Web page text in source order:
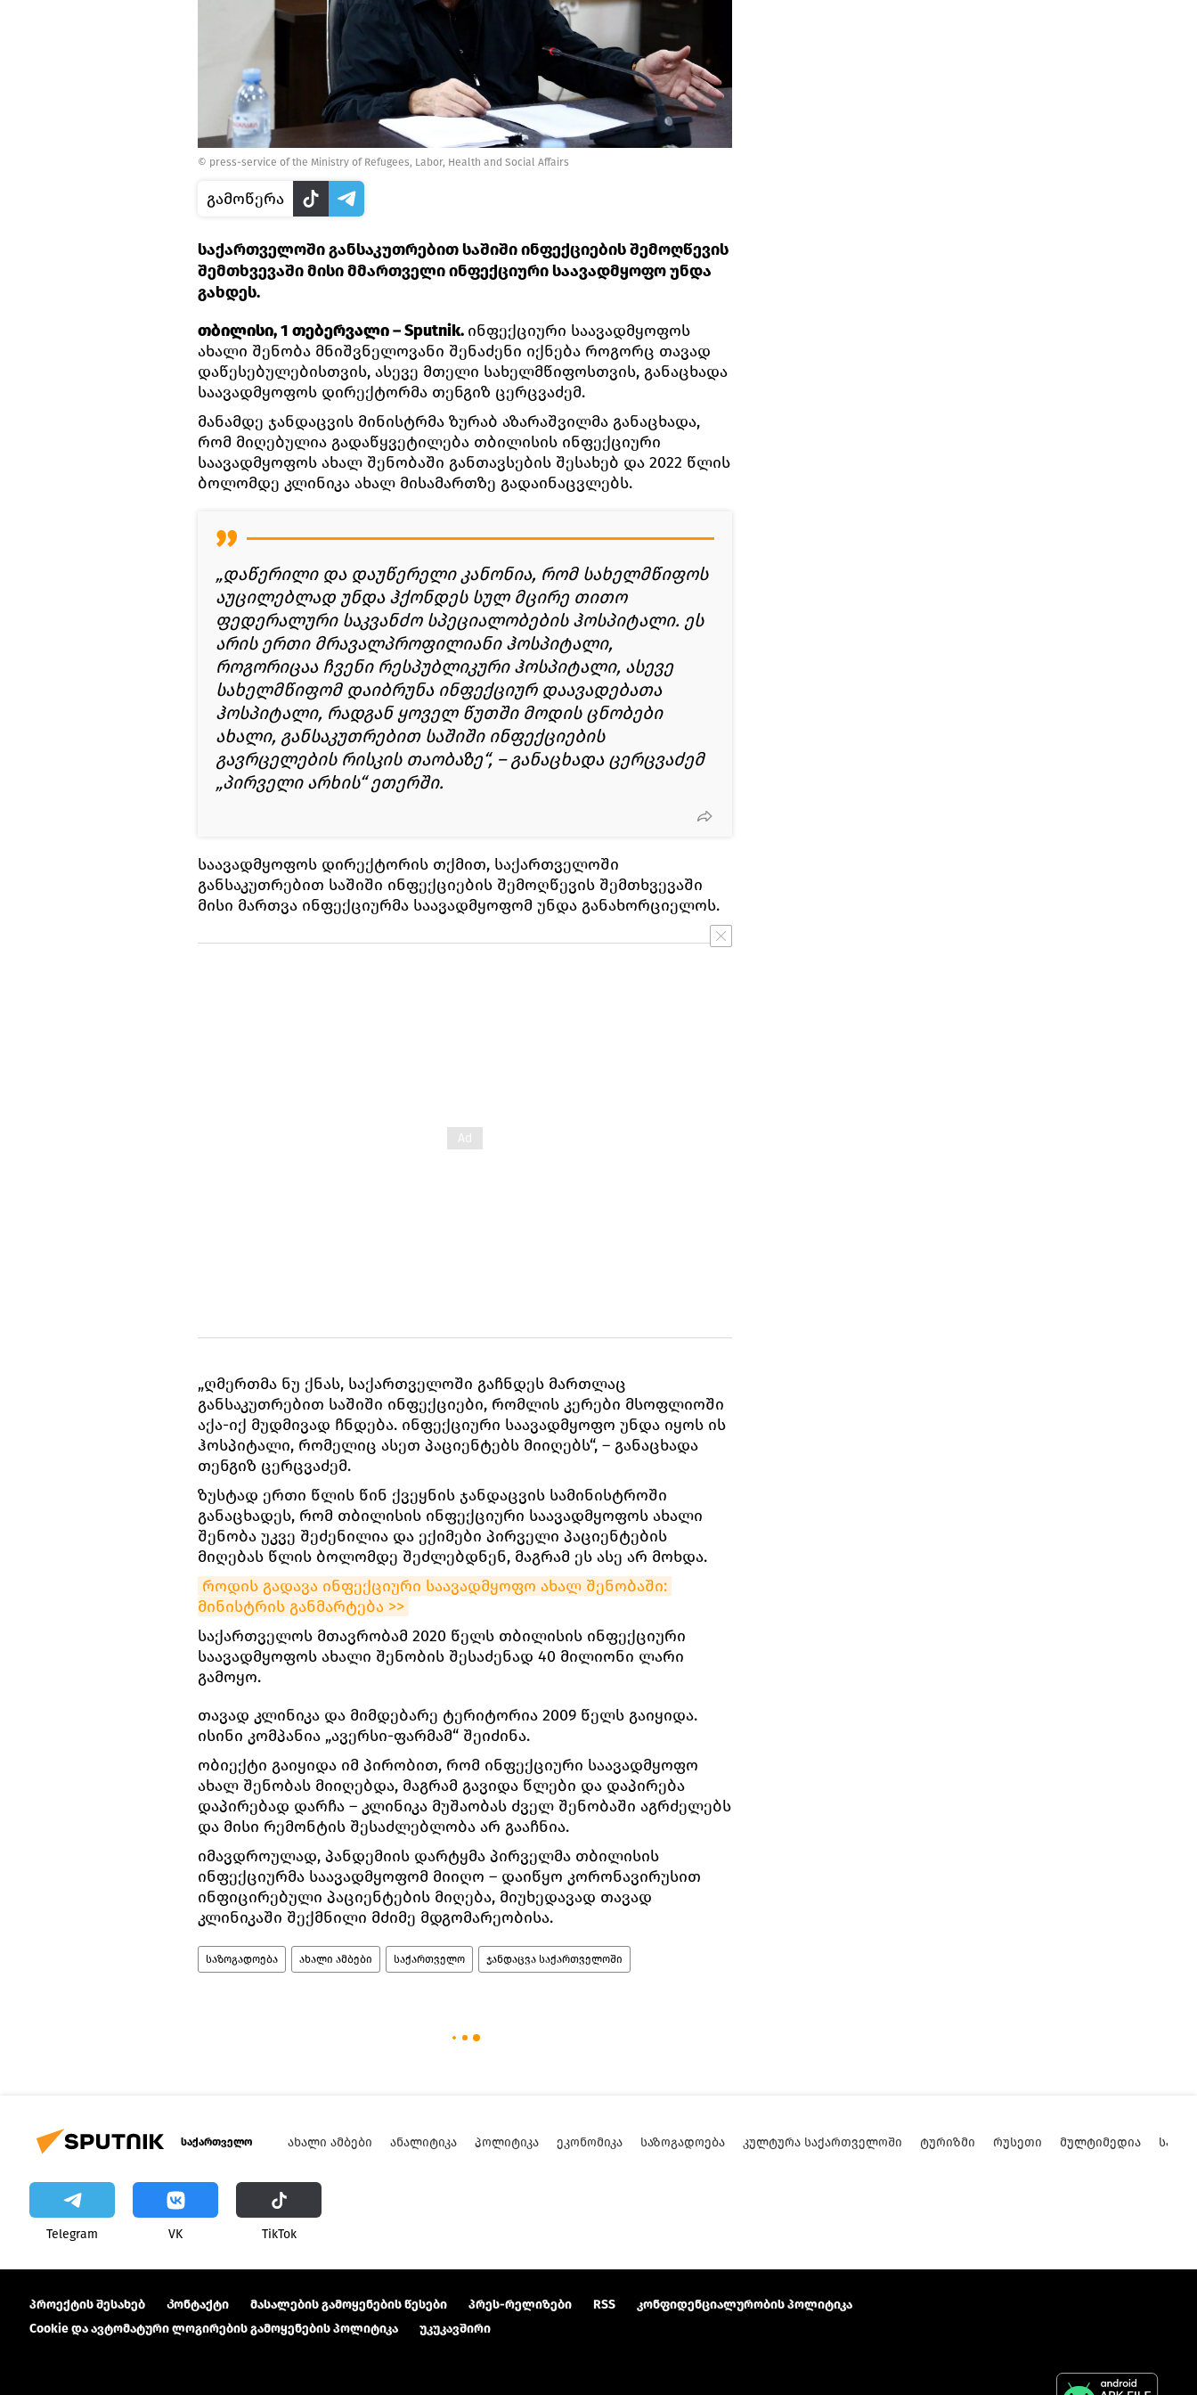
© press-service of the Ministry of Refugees, Labor, Health and Social Affairs
გამოწერა
საქართველოში განსაკუთრებით საშიში ინფექციების შემოღწევის
შემთხვევაში მისი მმართველი ინფექციური საავადმყოფო უნდა
გახდეს.
თბილისი, 1 თებერვალი – Sputnik. ინფექციური საავადმყოფოს
ახალი შენობა მნიშვნელოვანი შენაძენი იქნება როგორც თავად
დაწესებულებისთვის, ასევე მთელი სახელმწიფოსთვის, განაცხადა
საავადმყოფოს დირექტორმა თენგიზ ცერცვაძემ.
მანამდე ჯანდაცვის მინისტრმა ზურაბ აზარაშვილმა განაცხადა,
რომ მიღებულია გადაწყვეტილება თბილისის ინფექციური
საავადმყოფოს ახალ შენობაში განთავსების შესახებ და 2022 წლის
ბოლომდე კლინიკა ახალ მისამართზე გადაინაცვლებს.
„დაწერილი და დაუწერელი კანონია, რომ სახელმწიფოს
აუცილებლად უნდა ჰქონდეს სულ მცირე თითო
ფედერალური საკვანძო სპეციალობების ჰოსპიტალი. ეს
არის ერთი მრავალპროფილიანი ჰოსპიტალი,
როგორიცაა ჩვენი რესპუბლიკური ჰოსპიტალი, ასევე
სახელმწიფომ დაიბრუნა ინფექციურ დაავადებათა
ჰოსპიტალი, რადგან ყოველ წუთში მოდის ცნობები
ახალი, განსაკუთრებით საშიში ინფექციების
გავრცელების რისკის თაობაზე“, – განაცხადა ცერცვაძემ
„პირველი არხის“ ეთერში.
საავადმყოფოს დირექტორის თქმით, საქართველოში
განსაკუთრებით საშიში ინფექციების შემოღწევის შემთხვევაში
მისი მართვა ინფექციურმა საავადმყოფომ უნდა განახორციელოს.
„ღმერთმა ნუ ქნას, საქართველოში გაჩნდეს მართლაც
განსაკუთრებით საშიში ინფექციები, რომლის კერები მსოფლიოში
აქა-იქ მუდმივად ჩნდება. ინფექციური საავადმყოფო უნდა იყოს ის
ჰოსპიტალი, რომელიც ასეთ პაციენტებს მიიღებს“, – განაცხადა
თენგიზ ცერცვაძემ.
ზუსტად ერთი წლის წინ ქვეყნის ჯანდაცვის სამინისტროში
განაცხადეს, რომ თბილისის ინფექციური საავადმყოფოს ახალი
შენობა უკვე შეძენილია და ექიმები პირველი პაციენტების
მიღებას წლის ბოლომდე შეძლებდნენ, მაგრამ ეს ასე არ მოხდა.
როდის გადავა ინფექციური საავადმყოფო ახალ შენობაში:
მინისტრის განმარტება >>
საქართველოს მთავრობამ 2020 წელს თბილისის ინფექციური
საავადმყოფოს ახალი შენობის შესაძენად 40 მილიონი ლარი
გამოყო.
თავად კლინიკა და მიმდებარე ტერიტორია 2009 წელს გაიყიდა.
ისინი კომპანია „ავერსი-ფარმამ“ შეიძინა.
ობიექტი გაიყიდა იმ პირობით, რომ ინფექციური საავადმყოფო
ახალ შენობას მიიღებდა, მაგრამ გავიდა წლები და დაპირება
დაპირებად დარჩა – კლინიკა მუშაობას ძველ შენობაში აგრძელებს
და მისი რემონტის შესაძლებლობა არ გააჩნია.
იმავდროულად, პანდემიის დარტყმა პირველმა თბილისის
ინფექციურმა საავადმყოფომ მიიღო – დაიწყო კორონავირუსით
ინფიცირებული პაციენტების მიღება, მიუხედავად თავად
კლინიკაში შექმნილი მძიმე მდგომარეობისა.
საზოგადოება ახალი ამბები საქართველო ჯანდაცვა საქართველოში
საქართველო ᲐᲮᲐᲚᲘ ᲐᲛᲑᲔᲑᲘ ᲐᲜᲐᲚᲘᲢᲘᲙᲐ ᲞᲝᲚᲘᲢᲘᲙᲐ ᲔᲙᲝᲜᲝᲛᲘᲙᲐ ᲡᲐᲖᲝᲒᲐᲓᲝᲔᲑᲐ ᲙᲣᲚᲢᲣᲠᲐ ᲡᲐᲥᲐᲠᲗᲕᲔᲚᲝᲨᲘ ᲢᲣᲠᲘᲖᲛᲘ ᲠᲣᲡᲔᲗᲘ ᲛᲣᲚᲢᲘᲛᲔᲓᲘᲐ
Telegram VK ТikТоk
პროექტის შესახებ Კონტაქტი მასალების გამოყენების წესები პრეს-რელიზები RSS
კონფიდენციალურობის პოლიტიკა
Cookie და ავტომატური ლოგირების გამოყენების პოლიტიკა
უკუკავშირი